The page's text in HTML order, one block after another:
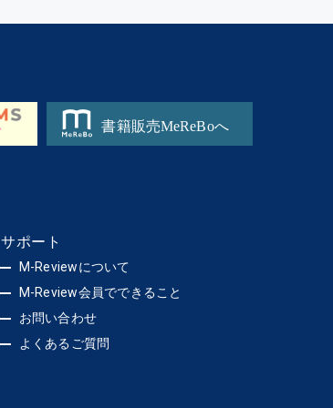
サポート
M-Reviewについて
M-Review会員でできること
お問い合わせ
よくあるご質問